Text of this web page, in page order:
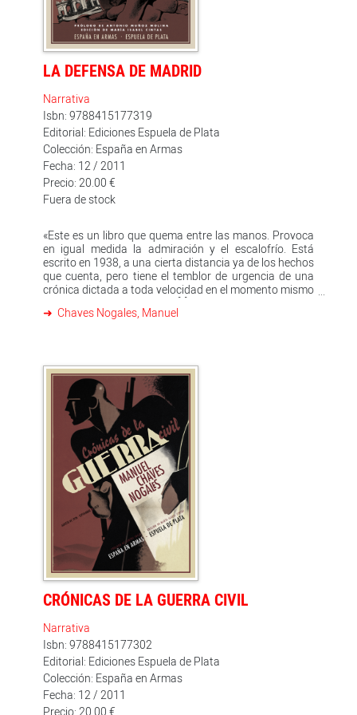
es, posiblemente, uno de los mejores libros que se han
escrito jamás sobre la Guerra Civil española
LA DEFENSA DE MADRID
Narrativa
Isbn: 9788415177319
Editorial: Ediciones Espuela de Plata
Colección: España en Armas
Fecha: 12 / 2011
Precio: 20.00 €
Fuera de stock
«Este es un libro que quema entre las manos. Provoca
en igual medida la admiración y el escalofrío. Está
escrito en 1938, a una cierta distancia ya de los hechos
que cuenta, pero tiene el temblor de urgencia de una
crónica dictada a toda velocidad en el momento mismo
todo, lo ve todo. Hasta descubrir este libro yo estaba
como en Barea y en Aub, el testimonio de Chaves es de
una madurez política que a estas alturas, tantos años
después, provoca tanta admiración y tanto escalofrío
como su calidad literaria y humana». (Antonio Muñoz
Molina)
Chaves Nogales, Manuel
CRÓNICAS DE LA GUERRA CIVIL
Narrativa
Isbn: 9788415177302
Editorial: Ediciones Espuela de Plata
Colección: España en Armas
Fecha: 12 / 2011
Precio: 20.00 €